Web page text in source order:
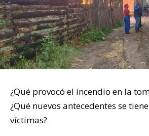
¿Qué provocó el incendio en la
¿Qué nuevos antecedentes se
víctimas?